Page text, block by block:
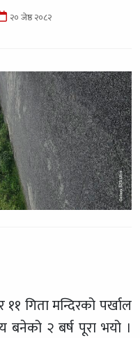
२० जेष्ठ २०८२
गिता मन्दिरको पर्खाल
बनेको २ बर्ष पूरा भयो ।